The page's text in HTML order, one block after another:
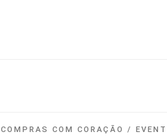
COMPRAS COM CORAÇÃO